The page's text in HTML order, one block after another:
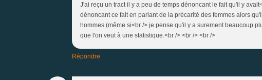
J'ai reçu un tract il y a peu de temps dénoncant le fait qu'il y
dénoncant ce fait en parlant de la précarité des femmes alors
hommes (même si<br /> je pense qu'il y a surement beaucoup
que l'on veut à une statistique.<br /> <br /> <br />
Répondre